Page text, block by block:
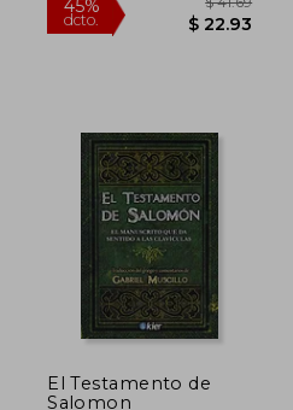
El Testamento de
Salomon